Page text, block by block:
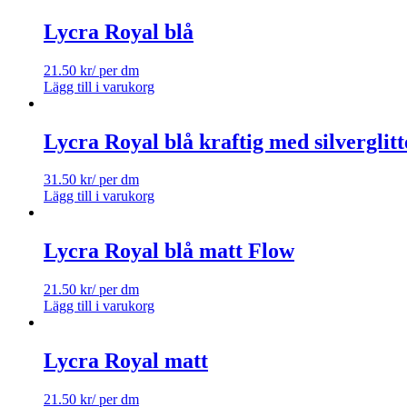
Lycra Royal blå
21.50 kr/ per dm
Lägg till i varukorg
Lycra Royal blå kraftig med
31.50 kr/ per dm
Lägg till i varukorg
Lycra Royal blå matt Flow
21.50 kr/ per dm
Lägg till i varukorg
Lycra Royal matt
21.50 kr/ per dm